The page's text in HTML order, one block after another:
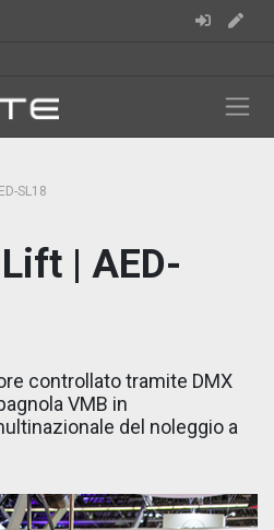
SL18
| AED-
controllato tramite DMX
VMB in
del noleggio a